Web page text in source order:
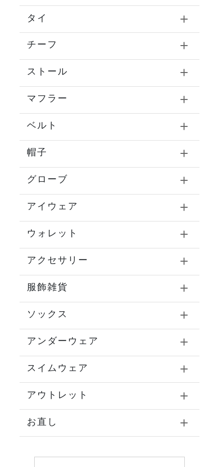
タイ
チーフ
ストール
マフラー
ベルト
帽子
グローブ
アイウェア
ウォレット
アクセサリー
服飾雑貨
ソックス
アンダーウェア
スイムウェア
アウトレット
お直し